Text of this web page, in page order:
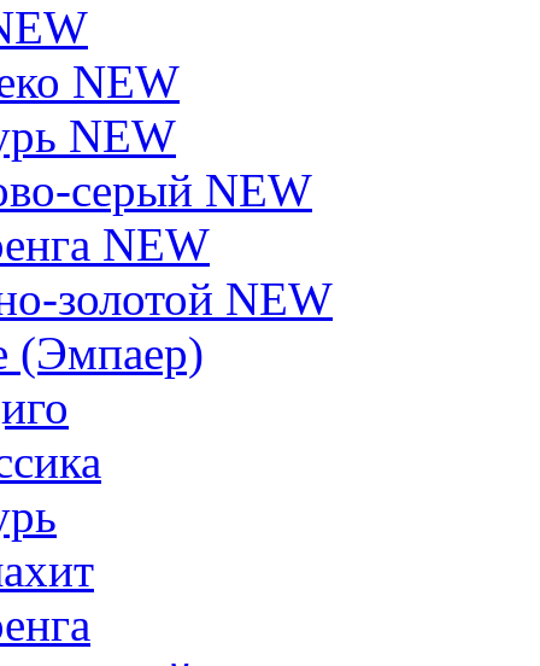
NEW
NEW
серый NEW
NEW
золотой NEW
(Эмпаер)